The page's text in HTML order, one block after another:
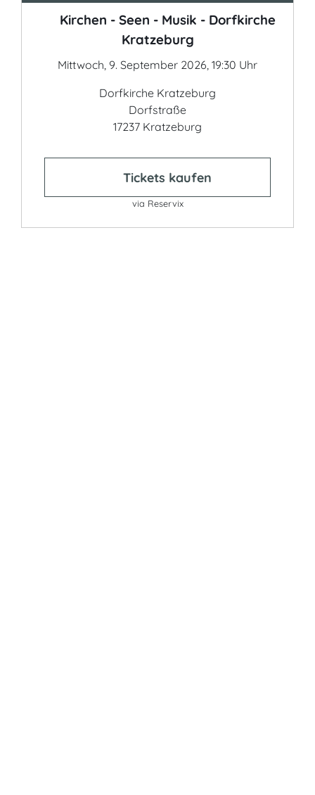
Kirchen - Seen - Musik - Dorfkirche
Kratzeburg
Mittwoch, 9. September 2026, 19:30 Uhr
Dorfkirche Kratzeburg
Dorfstraße
17237 Kratzeburg
Tickets kaufen
via Reservix